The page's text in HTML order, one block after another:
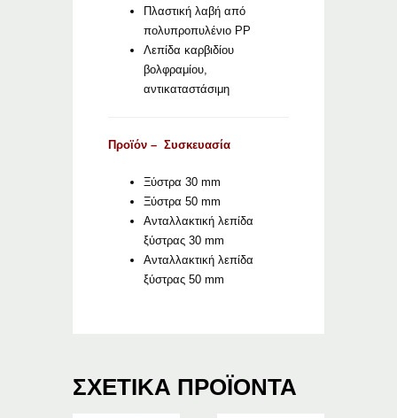
Πλαστική λαβή από
πολυπροπυλένιο PP
Λεπίδα καρβιδίου
βολφραμίου,
αντικαταστάσιμη
Προϊόν – Συσκευασία
Ξύστρα 30 mm
Ξύστρα 50 mm
Ανταλλακτική λεπίδα
ξύστρας 30 mm
Ανταλλακτική λεπίδα
ξύστρας 50 mm
ΣΧΕΤΙΚΆ ΠΡΟΪΌΝΤΑ